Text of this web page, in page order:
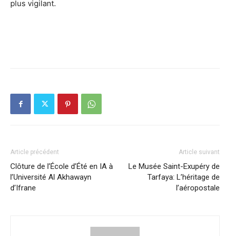
plus vigilant.
Article précédent
Clôture de l’École d’Été en IA à
l’Université Al Akhawayn
d’Ifrane
Article suivant
Le Musée Saint-Exupéry de
Tarfaya: L’héritage de
l’aéropostale